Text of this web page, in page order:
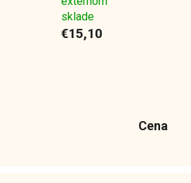
sklade
€15,10
Cena